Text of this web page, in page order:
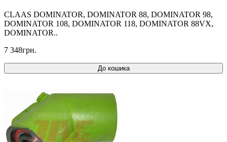
CLAAS DOMINATOR, DOMINATOR 88, DOMINATOR 98,
DOMINATOR 108, DOMINATOR 118, DOMINATOR 88VX,
DOMINATOR..
7 348грн.
До кошика